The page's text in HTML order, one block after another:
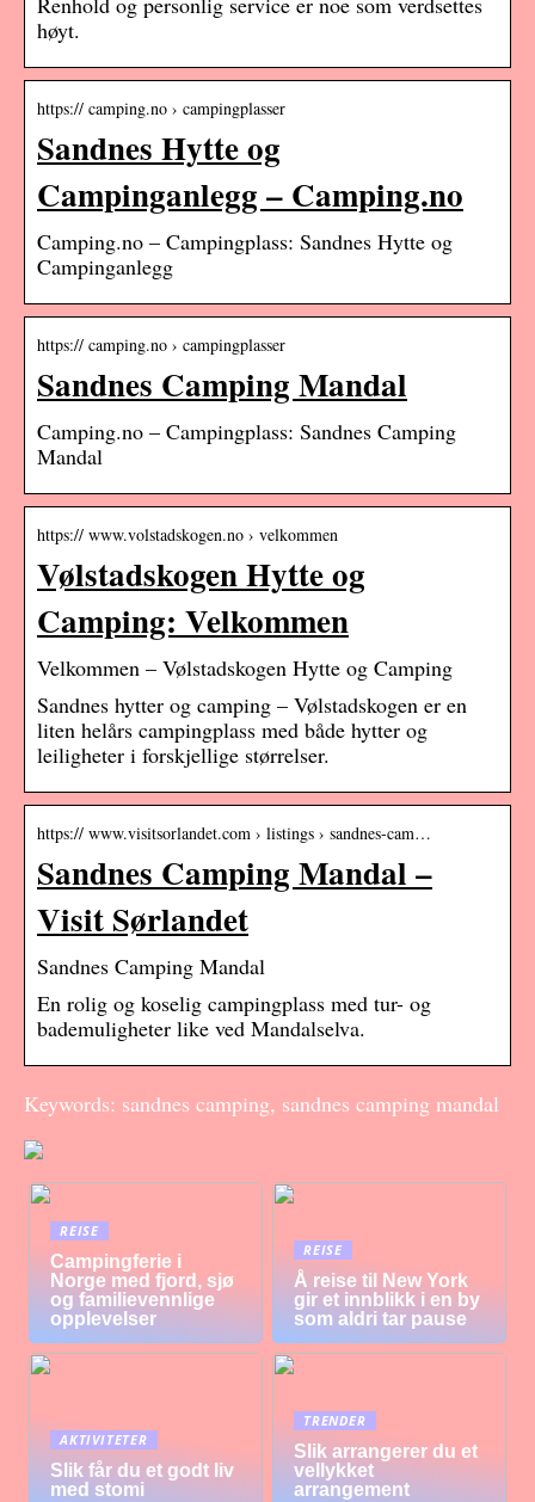
høyt.
https:// camping.no › campingplasser
Sandnes Hytte og
Campinganlegg – Camping.no
Camping.no – Campingplass: Sandnes Hytte og
Campinganlegg
https:// camping.no › campingplasser
Sandnes Camping Mandal
Camping.no – Campingplass: Sandnes Camping
Mandal
https:// www.volstadskogen.no › velkommen
Vølstadskogen Hytte og
Camping: Velkommen
Velkommen – Vølstadskogen Hytte og Camping
Sandnes hytter og camping – Vølstadskogen er en
liten helårs campingplass med både hytter og
leiligheter i forskjellige størrelser.
https:// www.visitsorlandet.com › listings › sandnes-cam…
Sandnes Camping Mandal –
Visit Sørlandet
Sandnes Camping Mandal
En rolig og koselig campingplass med tur- og
bademuligheter like ved Mandalselva.
Keywords: sandnes camping, sandnes camping mandal
REISE
Campingferie i
Norge med fjord, sjø
og familievennlige
opplevelser
REISE
Å reise til New York
gir et innblikk i en by
som aldri tar pause
AKTIVITETER
Slik får du et godt liv
med stomi
TRENDER
Slik arrangerer du et
vellykket
arrangement